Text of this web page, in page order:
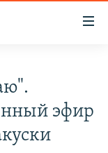
эфир